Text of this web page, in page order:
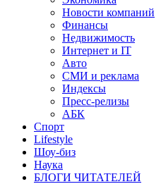
Новости компаний
Финансы
Недвижимость
Интернет и IT
Авто
СМИ и реклама
Индексы
Пресс-релизы
АБК
Спорт
Lifestyle
Шоу-биз
Наука
БЛОГИ ЧИТАТЕЛЕЙ